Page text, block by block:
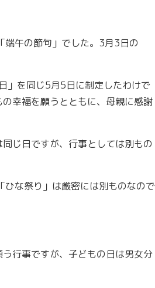
端午の節句」でした。3月3日の
」を同じ5月5日に制定したわけで
幸福を願うとともに、母親に感謝
じ日ですが、行事としては別もの
な祭り」は厳密には別ものなので
行事ですが、子どもの日は男女分